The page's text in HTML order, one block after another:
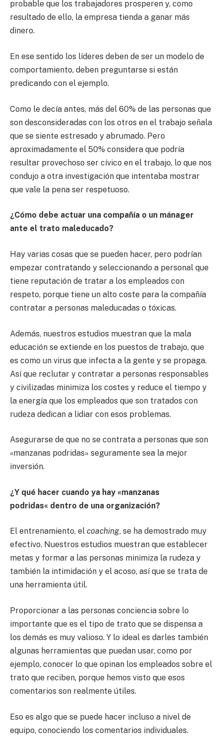
probable que los trabajadores prosperen y, como
resultado de ello, la empresa tienda a ganar más
dinero.
En ese sentido los líderes deben de ser un modelo de
comportamiento, deben preguntarse si están
predicando con el ejemplo.
Como le decía antes, más del 60% de las personas que
son desconsideradas con los otros en el trabajo señala
que se siente estresado y abrumado. Pero
aproximadamente el 50% considera que podría
resultar provechoso ser cívico en el trabajo, lo que nos
condujo a otra investigación que intentaba mostrar
que vale la pena ser respetuoso.
¿Cómo debe actuar una compañía o un mánager
ante el trato maleducado?
Hay varias cosas que se pueden hacer, pero podrían
empezar contratando y seleccionando a personal que
tiene reputación de tratar a los empleados con
respeto, porque tiene un alto coste para la compañía
contratar a personas maleducadas o tóxicas.
Además, nuestros estudios muestran que la mala
educación se extiende en los puestos de trabajo, que
es como un virus que infecta a la gente y se propaga.
Así que reclutar y contratar a personas responsables
y civilizadas minimiza los costes y reduce el tiempo y
la energía que los empleados que son tratados con
rudeza dedican a lidiar con esos problemas.
Asegurarse de que no se contrata a personas que son
«manzanas podridas» seguramente sea la mejor
inversión.
¿Y qué hacer cuando ya hay «manzanas
podridas« dentro de una organización?
El entrenamiento, el coaching, se ha demostrado muy
efectivo. Nuestros estudios muestran que establecer
metas y formar a las personas minimiza la rudeza y
también la intimidación y el acoso, así que se trata de
una herramienta útil.
Proporcionar a las personas conciencia sobre lo
importante que es el tipo de trato que se dispensa a
los demás es muy valioso. Y lo ideal es darles también
algunas herramientas que puedan usar, como por
ejemplo, conocer lo que opinan los empleados sobre el
trato que reciben, porque hemos visto que esos
comentarios son realmente útiles.
Eso es algo que se puede hacer incluso a nivel de
equipo, conociendo los comentarios individuales.